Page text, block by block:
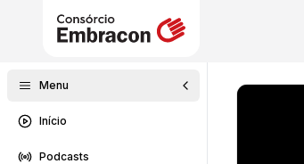
Menu
Início
Podcasts